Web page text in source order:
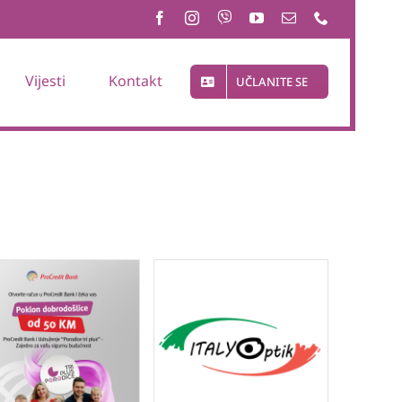
Vijesti Kontakt UČLANITE SE